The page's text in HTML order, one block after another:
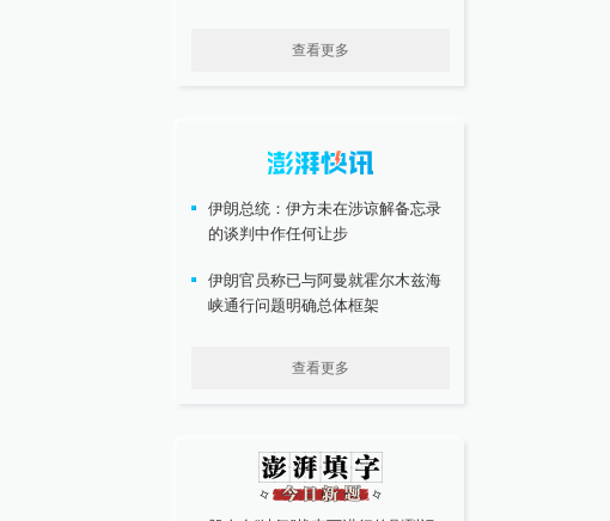
查看更多
伊朗总统：伊方未在涉谅解备忘录
的谈判中作任何让步
伊朗官员称已与阿曼就霍尔木兹海
峡通行问题明确总体框架
查看更多